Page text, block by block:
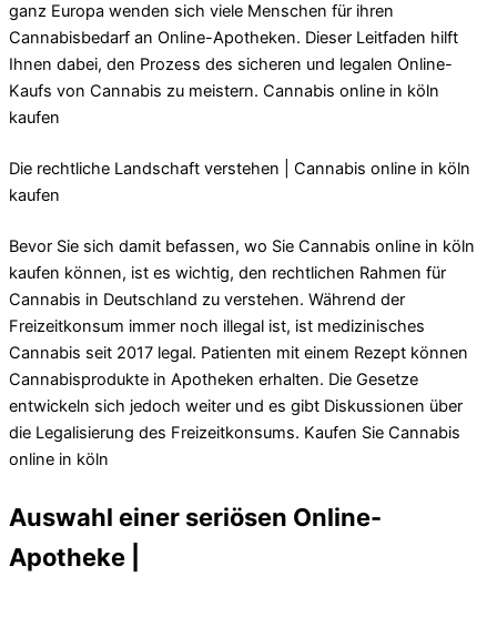
ganz Europa wenden sich viele Menschen für ihren
Cannabisbedarf an Online-Apotheken. Dieser Leitfaden hilft
Ihnen dabei, den Prozess des sicheren und legalen Online-
Kaufs von Cannabis zu meistern. Cannabis online in köln
kaufen
Die rechtliche Landschaft verstehen | Cannabis online in köln
kaufen
Bevor Sie sich damit befassen, wo Sie Cannabis online in köln
kaufen können, ist es wichtig, den rechtlichen Rahmen für
Cannabis in Deutschland zu verstehen. Während der
Freizeitkonsum immer noch illegal ist, ist medizinisches
Cannabis seit 2017 legal. Patienten mit einem Rezept können
Cannabisprodukte in Apotheken erhalten. Die Gesetze
entwickeln sich jedoch weiter und es gibt Diskussionen über
die Legalisierung des Freizeitkonsums. Kaufen Sie Cannabis
online in köln
Auswahl einer seriösen Online-
Apotheke |